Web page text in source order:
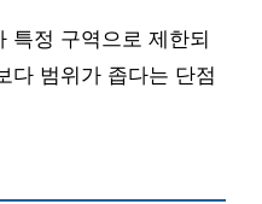
특정 구역으로 제한되
다 범위가 좁다는 단점